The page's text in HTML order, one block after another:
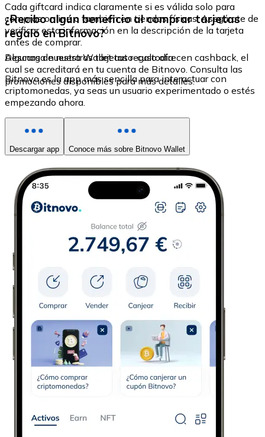
Cada giftcard indica claramente si es válida solo para
compras online o también en tiendas físicas. Asegúrate de
verificar esta información en la descripción de la tarjeta
antes de comprar.
¿Recibo algún beneficio al comprar tarjetas
regalo en Bitnovo?
Algunas de nuestras tarjetas regalo ofrecen cashback, el
cual se acreditará en tu cuenta de Bitnovo. Consulta las
promociones disponibles para más detalles.
Descarga nuestra Wallet auto-custodia
Bitnovo es la app más sencilla para interactuar con
criptomonedas, ya seas un usuario experimentado o estés
empezando ahora.
Descargar app Conoce más sobre Bitnovo Wallet